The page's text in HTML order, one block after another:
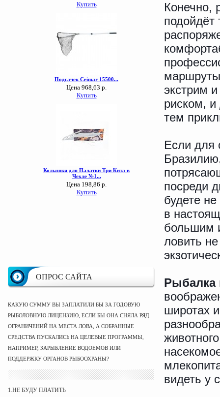
ОПРОС САЙТА
КАКУЮ СУММУ ВЫ ЗАПЛАТИЛИ БЫ ЗА ГОДОВУЮ
РЫБОЛОВНУЮ ЛИЦЕНЗИЮ, ЕСЛИ БЫ ОНА СНЯЛА РЯД
ОГРАНИЧЕНИЙ НА МЕСТА ЛОВА, А СОБРАННЫЕ
СРЕДСТВА ПУСКАЛИСЬ НА ЦЕЛЕВЫЕ ПРОГРАММЫ,
НАПРИМЕР, ЗАРЫБЛЕНИЕ ВОДОЕМОВ ИЛИ
ПОДДЕРЖКУ ОРГАНОВ РЫБООХРАНЫ?
1.НЕ БУДУ ПЛАТИТЬ
Конечно,
подойдёт
экстрим
риском, и
тем
Если для
посреди
будете
в
большим
ловить
Рыбалка
широтах
видеть у